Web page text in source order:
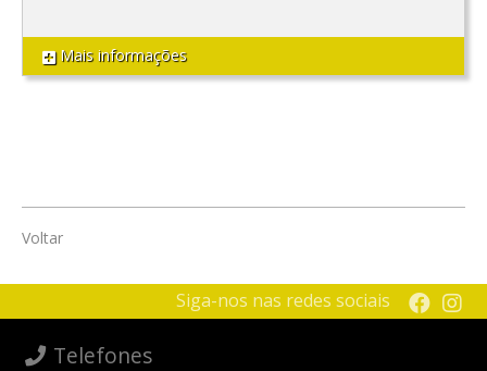
Mais informações
Voltar
Siga-nos nas redes sociais
Telefones